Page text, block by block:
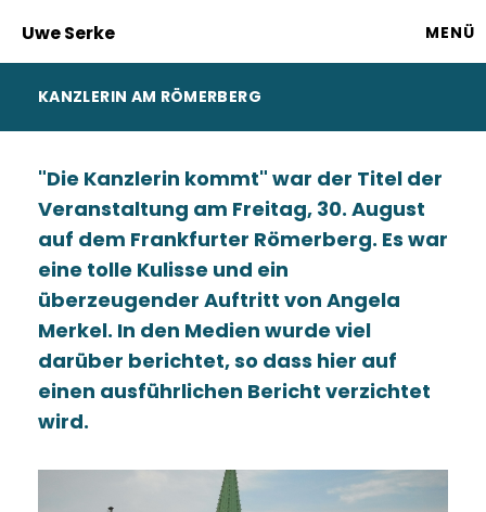
Uwe Serke MENÜ
KANZLERIN AM RÖMERBERG
"Die Kanzlerin kommt" war der Titel der
Veranstaltung am Freitag, 30. August
auf dem Frankfurter Römerberg. Es war
eine tolle Kulisse und ein
überzeugender Auftritt von Angela
Merkel. In den Medien wurde viel
darüber berichtet, so dass hier auf
einen ausführlichen Bericht verzichtet
wird.